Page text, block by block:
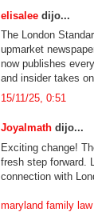
elisalee dijo...
The London
upmarket
now publishes
and insider takes
15/11/25, 0:51
Joyalmath dijo...
Exciting change!
fresh step forward.
connection with
maryland family